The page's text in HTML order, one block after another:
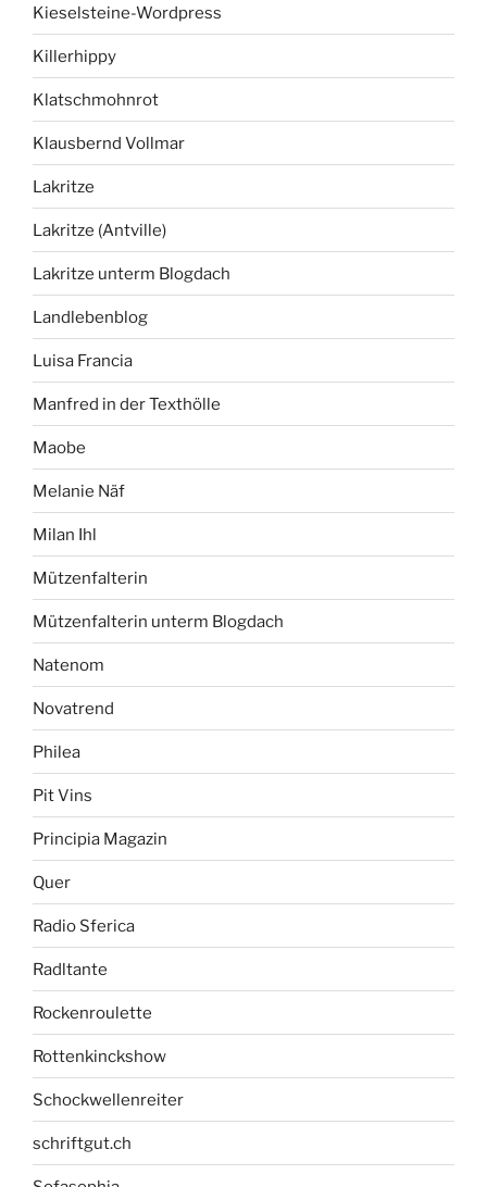
Kieselsteine-Wordpress
Killerhippy
Klatschmohnrot
Klausbernd Vollmar
Lakritze
Lakritze (Antville)
Lakritze unterm Blogdach
Landlebenblog
Luisa Francia
Manfred in der Texthölle
Maobe
Melanie Näf
Milan Ihl
Mützenfalterin
Mützenfalterin unterm Blogdach
Natenom
Novatrend
Philea
Pit Vins
Principia Magazin
Quer
Radio Sferica
Radltante
Rockenroulette
Rottenkinckshow
Schockwellenreiter
schriftgut.ch